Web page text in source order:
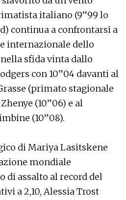
italiano (9”99 lo
continua a confrontarsi a
internazionale dello
sfida vinta dallo
con 10”04 davanti al
(primato stagionale
(10”06) e al
(10”08).
di Mariya Lasitskene
mondiale
di assalto al record del
a 2,10, Alessia Trost